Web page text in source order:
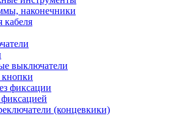
наконечники
кабеля
выключатели
фиксации
(концевкики)